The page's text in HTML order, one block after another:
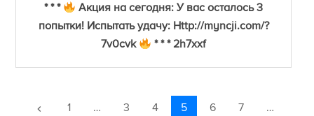
* * *
Акция на сегодня: У вас осталось 3
попытки! Испытать удачу: Http://myncji.com/?
7v0cvk
* * * 2h7xxf
keyboard_arrow_left 1 … 3 4 5 6 7
…